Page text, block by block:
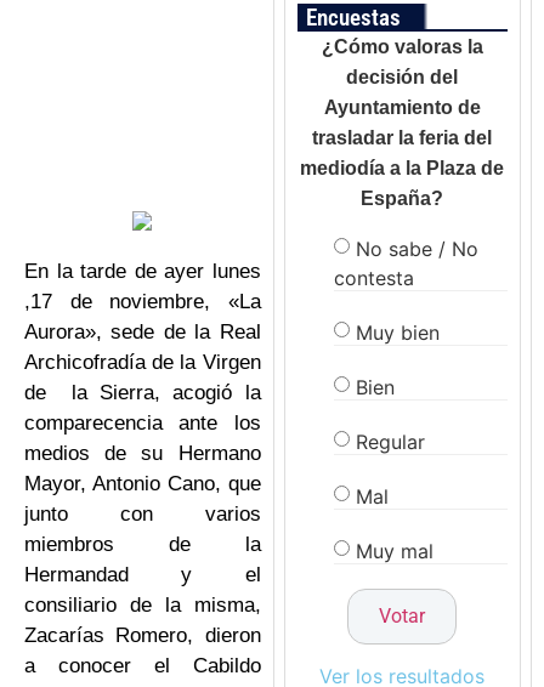
En la tarde de ayer lunes
,17 de noviembre, «La
Aurora», sede de la Real
Archicofradía de la Virgen
de la Sierra, acogió la
comparecencia ante los
medios de su Hermano
Mayor, Antonio Cano, que
junto con varios
miembros de la
Hermandad y el
consiliario de la misma,
Zacarías Romero, dieron
a conocer el Cabildo
Encuestas
¿Cómo valoras la
decisión del
Ayuntamiento de
trasladar la feria del
mediodía a la Plaza de
España?
No sabe / No
contesta
Muy bien
Bien
Regular
Mal
Muy mal
Ver los resultados